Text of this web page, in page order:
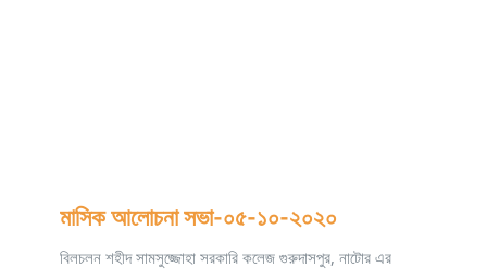
মাসিক আলোচনা সভা-০৫-১০-২০২০
বিলচলন শহীদ সামসুজ্জোহা সরকারি কলেজ গুরুদাসপুর, নাটোর এর